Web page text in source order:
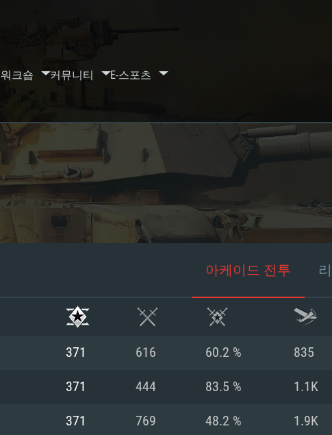
워크숍 커뮤니티 E-스포츠
아케이드 전투
371 616 60.2 % 835
371 444 83.5 % 1.1K
371 769 48.2 % 1.9K